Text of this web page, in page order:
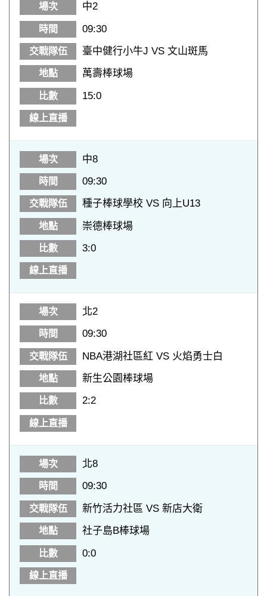
中2
09:30
臺中健行小牛J VS 文山斑馬
萬壽棒球場
15:0
中8
09:30
種子棒球學校 VS 向上U13
崇德棒球場
3:0
北2
09:30
NBA港湖社區紅 VS 火焰勇士白
新生公園棒球場
2:2
北8
09:30
新竹活力社區 VS 新店大衛
社子島B棒球場
0:0